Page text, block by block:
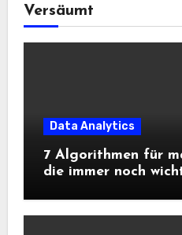
Versäumt
Data Analytics
7 Algorithmen für
die immer noch